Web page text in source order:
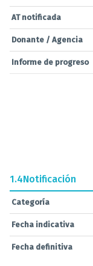
AT notificada
Donante / Agencia
Informe de progreso
1.4Notificación
Categoría
Fecha indicativa
Fecha definitiva